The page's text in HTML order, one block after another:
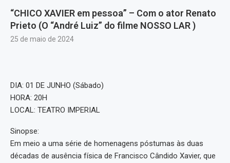
“CHICO XAVIER em pessoa” – Com o ator Renato
Prieto (O “André Luiz” do filme NOSSO LAR )
25 de maio de 2024
DIA: 01 DE JUNHO (Sábado)
HORA: 20H
LOCAL: TEATRO IMPERIAL
Sinopse:
Em meio a uma série de homenagens póstumas às duas
décadas de ausência física de Francisco Cândido Xavier, que